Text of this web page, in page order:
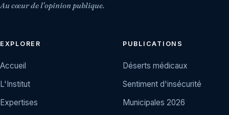
Au cœur de l'opinion publique.
EXPLORER
Accueil
L'Institut
Expertises
PUBLICATIONS
Déserts médicaux
Sentiment d'insécurité
Municipales 2026